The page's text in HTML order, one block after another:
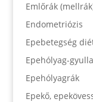
Emlőrák
Endometriózis
Epebetegség
Epehólyag-
Epehólyagrák
Epekő,